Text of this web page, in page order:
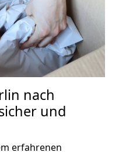
nach
und
erfahrenen